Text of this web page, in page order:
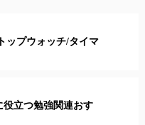
ップウォッチ/タイマ
立つ勉強関連おす